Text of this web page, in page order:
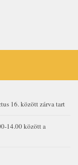
16. között zárva tart
14.00 között a